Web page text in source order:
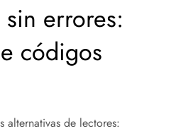
errores:
códigos
de lectores: